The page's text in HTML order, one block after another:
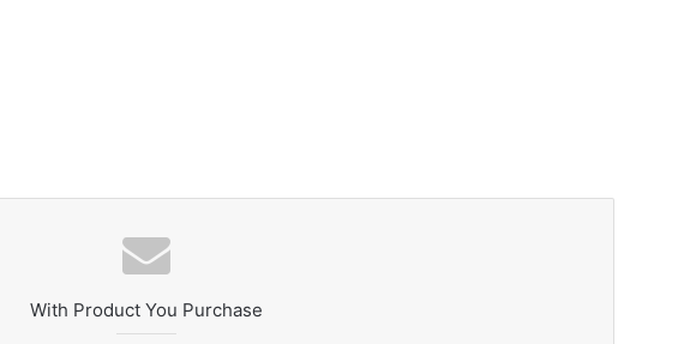
With Product You Purchase